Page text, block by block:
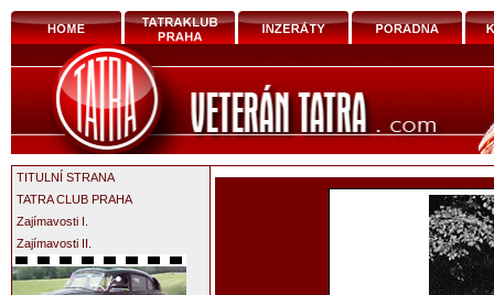
TITULNÍ STRANA
TATRA CLUB PRAHA
Zajímavosti I.
Zajímavosti II.